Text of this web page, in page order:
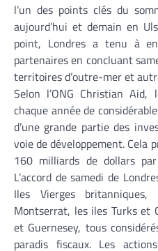
l’un des points clés du
aujourd’hui et demain en
point, Londres a tenu à
partenaires en concluant
territoires d’outre-mer et
Selon l’ONG Christian Aid,
chaque année de
d’une grande partie des
voie de développement. Cela
160 milliards de dollars
L’accord de samedi de
Iles Vierges
Montserrat, les iles Turks et
et Guernesey, tous
paradis fiscaux. Les